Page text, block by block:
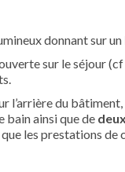
donnant sur un
sur le séjour (cf
l’arrière du
bain ainsi que de
que les prestations